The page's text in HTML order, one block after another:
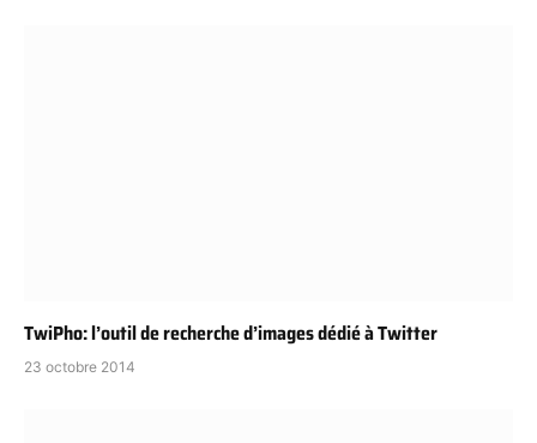
TwiPho: l’outil de recherche d’images dédié à Twitter
23 octobre 2014